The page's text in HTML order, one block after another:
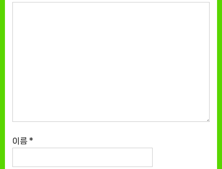
이름 *